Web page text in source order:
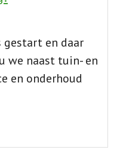
gestart en daar
we naast tuin- en
en onderhoud